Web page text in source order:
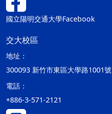
國立陽明交通大學Facebook
交大校區
地址：
300093 新竹市東區大學路1001號
電話：
+886-3-571-2121